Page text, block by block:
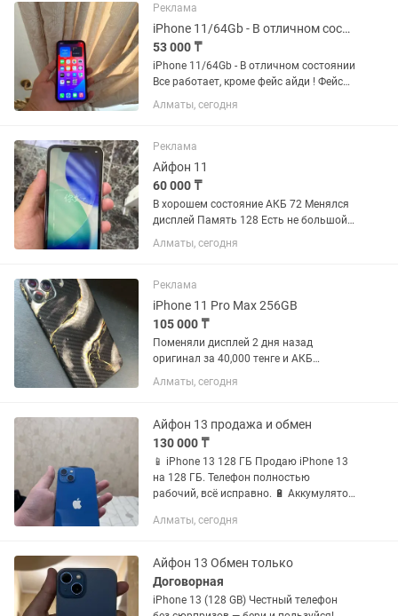
Восьмиядерный CPU, до...
Реклама
iPhone 11/64Gb - В отличном состоянии
53 000 ₸
iPhone 11/64Gb - В отличном состоянии
Все работает, кроме фейс айди ! Фейс
айди не работает Менялся дисплей на
оригинал Менялась батарея на
работает отлично Торг...
Алматы, сегодня
Реклама
Айфон 11
60 000 ₸
В хорошем состояние АКБ 72 Менялся
дисплей Память 128 Есть не большой
торг
Алматы, сегодня
Реклама
iPhone 11 Pro Max 256GB
105 000 ₸
Поменяли дисплей 2 дня назад
оригинал за 40,000 тенге и АКБ
усиленный Бренда JSID отличное
качество 100% состояние Сверху
True Tone все работает Версия iOS 18...
Алматы, сегодня
Айфон 13 продажа и обмен
130 000 ₸
📱 iPhone 13 128 ГБ Продаю iPhone 13
на 128 ГБ. Телефон полностью
рабочий, всё исправно. 🔋 Аккумулятор
небольшие царапины на корпусе ✅ Всё
Алматы, сегодня
Айфон 13 Обмен только
Договорная
iPhone 13 (128 GB) Честный телефон